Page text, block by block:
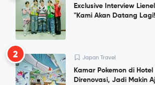
Exclusive Interview
"Kami Akan Datang
2 Japan Travel
Kamar Pokemon di Hotel
Direnovasi, Jadi Makin